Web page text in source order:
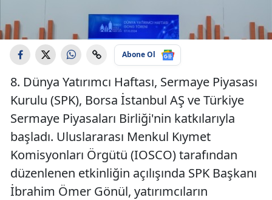
Abone Ol
8. Dünya Yatırımcı Haftası, Sermaye Piyasası
Kurulu (SPK), Borsa İstanbul AŞ ve Türkiye
Sermaye Piyasaları Birliği'nin katkılarıyla
başladı. Uluslararası Menkul Kıymet
Komisyonları Örgütü (IOSCO) tarafından
düzenlenen etkinliğin açılışında SPK Başkanı
İbrahim Ömer Gönül, yatırımcıların